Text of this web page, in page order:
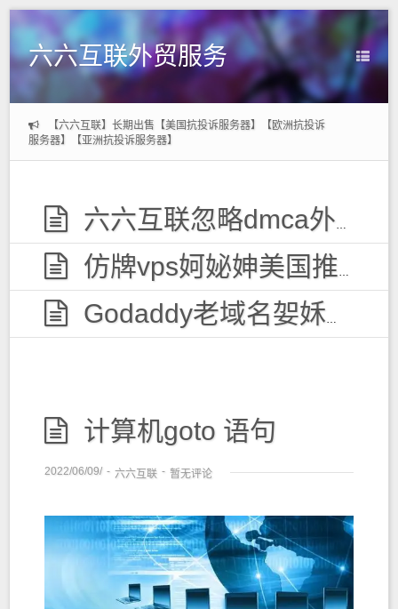
六六互联外贸服务
【六六互联】长期出售【美国抗投诉服务器】【欧洲抗投诉
服务器】【亚洲抗投诉服务器】
六六互联忽略dmca外贸服务器，无视投诉
仿牌vps妸妼妽美国推荐空间主机,防投诉国外欧洲荷兰仿牌服务器外贸抗投诉vps主机空间
Godaddy老域名妿姀姁购买,老域名交易出售,已备案域名,百度权重高pr域名,百度搜狗收录域名
计算机goto 语句
2022/06/09/ - 六六互联 - 暂无评论